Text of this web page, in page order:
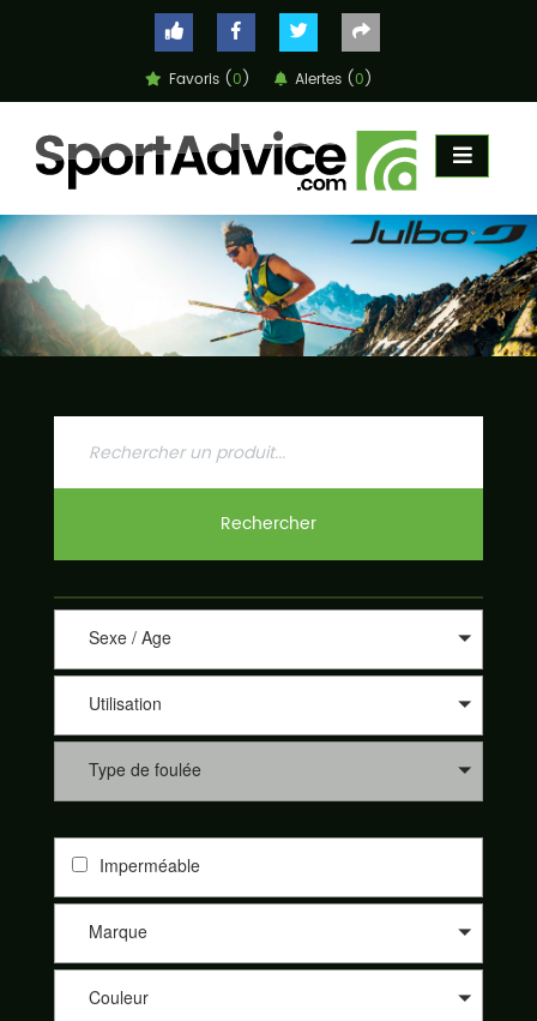
Favoris (0) Alertes (0)
COMPARATEUR
CONSEILS
CONTACT
Rechercher
Sexe / Age
Utilisation
Type de foulée
Imperméable
Marque
Couleur